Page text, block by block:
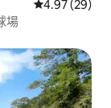
從 29 則評價
4.97 (29)
場